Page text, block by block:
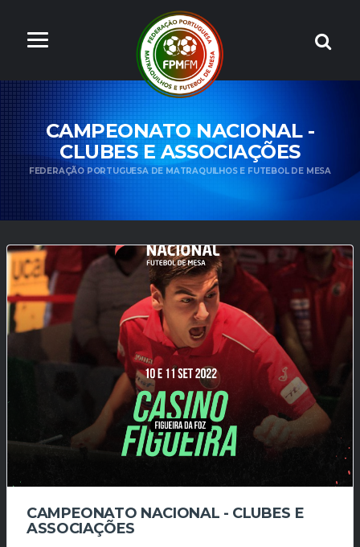
CAMPEONATO NACIONAL -
CLUBES E ASSOCIAÇÕES
FEDERAÇÃO PORTUGUESA DE MATRAQUILHOS E FUTEBOL DE MESA
CAMPEONATO NACIONAL - CLUBES E
ASSOCIAÇÕES